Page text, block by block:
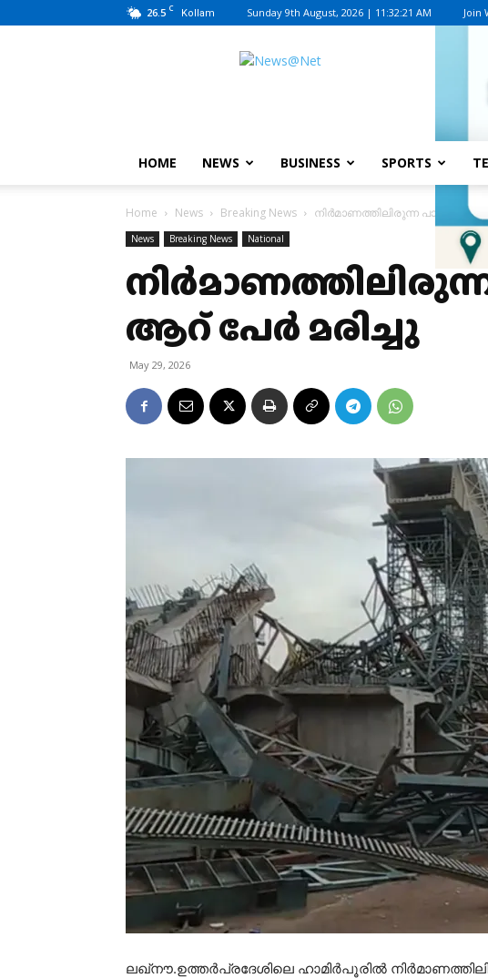
26.5 C Kollam Sunday 9th August, 2026 | 11:32:21 AM Join
News@Net
HOME NEWS BUSINESS SPORTS
Home News Breaking News നിർമാണത്തിലിരുന്ന പാലം
News Breaking News National
ആറ് പേർ മരിച്ചു
May 29, 2026
ലഖ്നൗ.ഉത്തർപ്രദേശിലെ ഹാമിർപൂരിൽ